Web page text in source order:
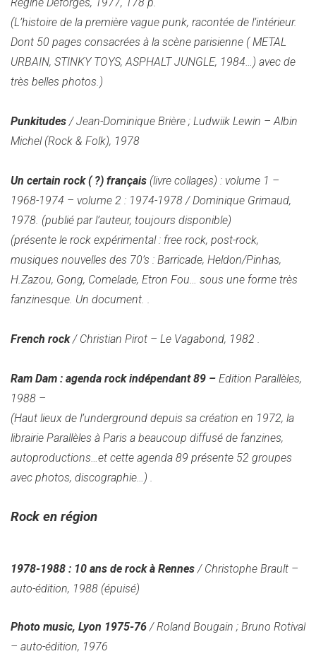
(L’histoire de la première vague punk, racontée de l’intérieur.
Dont 50 pages consacrées à la scène parisienne ( METAL
URBAIN, STINKY TOYS, ASPHALT JUNGLE, 1984…) avec de
très belles photos.)
Punkitudes / Jean-Dominique Brière ; Ludwiik Lewin – Albin
Michel (Rock & Folk), 1978
Un certain rock ( ?) français (livre collages) : volume 1 –
1968-1974 – volume 2 : 1974-1978 / Dominique Grimaud,
1978. (publié par l’auteur, toujours disponible)
(présente le rock expérimental : free rock, post-rock,
musiques nouvelles des 70’s : Barricade, Heldon/Pinhas,
H.Zazou, Gong, Comelade, Etron Fou… sous une forme très
fanzinesque. Un document. .
French rock/ Christian Pirot – Le Vagabond, 1982 .
Ram Dam : agenda rock indépendant 89 – Edition Parallèles,
1988 –
(Haut lieux de l’underground depuis sa création en 1972, la
librairie Parallèles à Paris a beaucoup diffusé de fanzines,
autoproductions…et cette agenda 89 présente 52 groupes
avec photos, discographie…) .
Rock en région
1978-1988 : 10 ans de rock à Rennes / Christophe Brault –
auto-édition, 1988 (épuisé)
Photo music, Lyon 1975-76 / Roland Bougain ; Bruno Rotival
– auto-édition, 1976